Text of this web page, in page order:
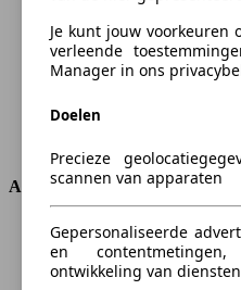
Cilinderinhoud
2946
Brandstof
Transmissie
Afmetingen
Lengte
4908
Hoogte
1464
Breedte
1860
Je kunt jouw voorkeuren
verleende
Manager in ons
Doelen
Precieze
scannen van apparaten
Gepersonaliseerde
en contentmetingen,
ontwikkeling van diensten